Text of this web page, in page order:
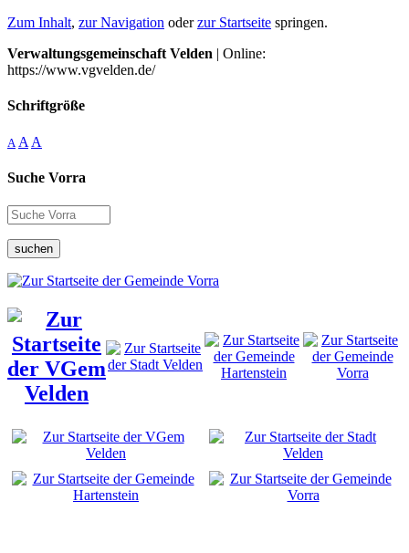
Zum Inhalt, zur Navigation oderzur Startseite springen.
Verwaltungsgemeinschaft Velden | Online:
https://www.vgvelden.de/
Schriftgröße
A A A
Suche Vorra
suchen